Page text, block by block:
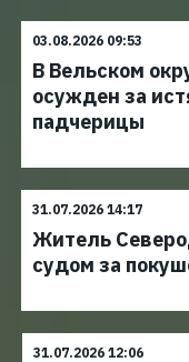
03.08.2026 09:53
В Вельском
осужден за
падчерицы
31.07.2026 14:17
Житель
судом за
31.07.2026 12:06